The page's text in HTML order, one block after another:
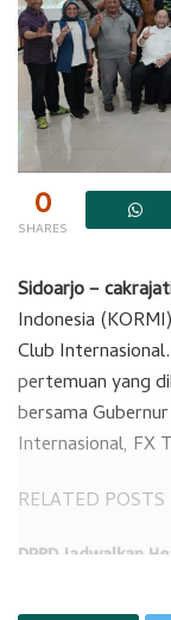
0
SHARES
Sidoarjo –
Indonesia
Club
pertemuan yang
bersama
Internasional, FX
RELATED POSTS
DPRD Jadwalkan